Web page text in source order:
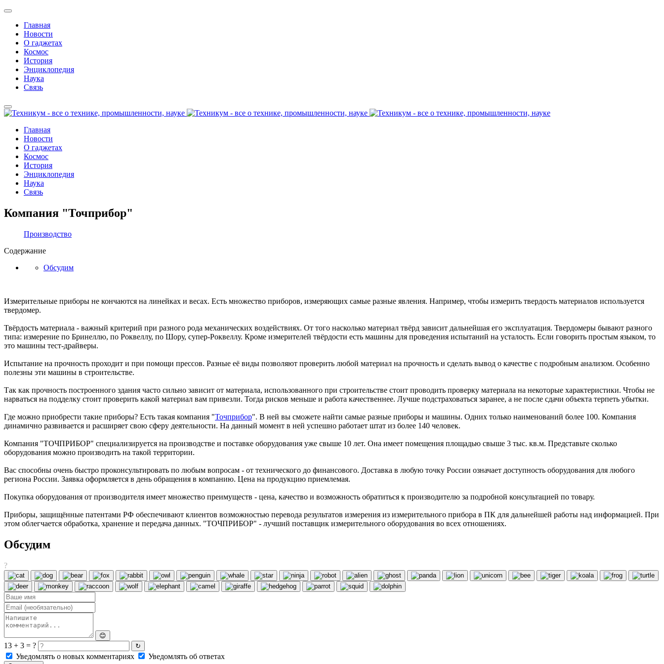
Главная
Новости
О гаджетах
Космос
История
Энциклопедия
Наука
Связь
Главная
Новости
О гаджетах
Космос
История
Энциклопедия
Наука
Связь
Компания "Точприбор"
Производство
Содержание
Обсудим
Измерительные приборы не кончаются на линейках и весах. Есть множество приборов, измеряющих самые разные явления. Например, чтобы измерить твердость материалов используется
твердомер.
Твёрдость материала - важный критерий при разного рода механических воздействиях. От того насколько материал твёрд зависит дальнейшая его эксплуатация. Твердомеры бывают разного
типа: измерение по Бринеллю, по Роквеллу, по Шору, супер-Роквеллу. Кроме измерителей твёрдости есть машины для проведения испытаний на усталость. Если говорить простым языком, то
это машины тест-драйверы.
Испытание на прочность проходит и при помощи прессов. Разные её виды позволяют проверить любой материал на прочность и сделать вывод о качестве с подробным анализом. Особенно
полезны эти машины в строительстве.
Так как прочность построенного здания часто сильно зависит от материала, использованного при строительстве стоит проводить проверку материала на некоторые характеристики. Чтобы не
нарваться на подделку стоит проверить какой материал вам привезли. Тогда рисков меньше и работа качественнее. Лучше подстраховаться заранее, а не после сдачи объекта терпеть убытки.
Где можно приобрести такие приборы? Есть такая компания "Точприбор". В ней вы сможете найти самые разные приборы и машины. Одних только наименований более 100. Компания
динамично развивается и расширяет свою сферу деятельности. На данный момент в ней успешно работает штат из более 140 человек.
Компания "ТОЧПРИБОР" специализируется на производстве и поставке оборудования уже свыше 10 лет. Она имеет помещения площадью свыше 3 тыс. кв.м. Представьте сколько
оборудования можно производить на такой территории.
Вас способны очень быстро проконсультировать по любым вопросам - от технического до финансового. Доставка в любую точку России означает доступность оборудования для любого
региона России. Заявка оформляется в день обращения в компанию. Цена на продукцию приемлемая.
Покупка оборудования от производителя имеет множество преимуществ - цена, качество и возможность обратиться к производителю за подробной консультацией по товару.
Приборы, защищённые патентами РФ обеспечивают клиентов возможностью перевода результатов измерения из измерительного прибора в ПК для дальнейшей работы над информацией. При
этом облегчается обработка, хранение и передача данных. "ТОЧПРИБОР" - лучший поставщик измерительного оборудования во всех отношениях.
Обсудим
?
😊
13 + 3 = ? ↻
Уведомлять о новых комментариях Уведомлять об ответах